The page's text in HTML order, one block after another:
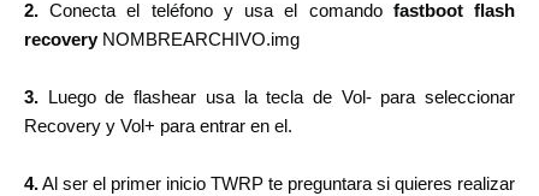
2. Conecta el teléfono y usa el comando fastboot flash
recoveryNOMBREARCHIVO.img
3. Luego de flashear usa la tecla de Vol- para seleccionar
Recovery y Vol+ para entrar en el.
4.Al ser el primer inicio TWRP te preguntara si quieres realizar